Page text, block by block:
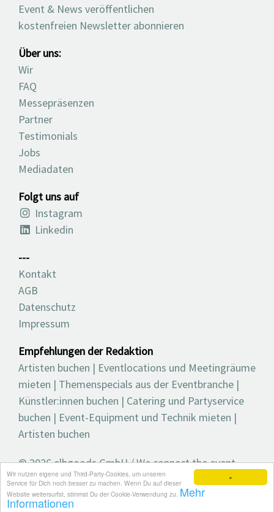
×
Wir nutzen eigene und Third-Party-Cookies, um unseren
Service für Dich noch besser zu machen. Wenn Du auf dieser
Website weitersurfst, stimmst Du der Cookie-Verwendung zu. Mehr
Informationen
Event & News veröffentlichen
kostenfreien Newsletter abonnieren
Über uns:
Wir
FAQ
Messepräsenzen
Partner
Testimonials
Jobs
Mediadaten
Folgt uns auf
Instagram
Linkedin
---
Kontakt
AGB
Datenschutz
Impressum
Empfehlungen der Redaktion
Artisten buchen | Eventlocations und Meetingräume
mieten | Themenspecials aus der Eventbranche |
Künstler:innen buchen | Catering und Partyservice
buchen | Event-Equipment und Technik mieten |
Artisten buchen
© 2026 elbgoods GmbH / We connect the event
industry / Medienvielfalt für die Eventplanung /
Eventbranchenbuch, Blog, Magazin und mehr